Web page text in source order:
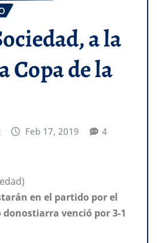
a la
Copa de la
Feb 17, 2019 4
en el partido por el
venció por 3-1